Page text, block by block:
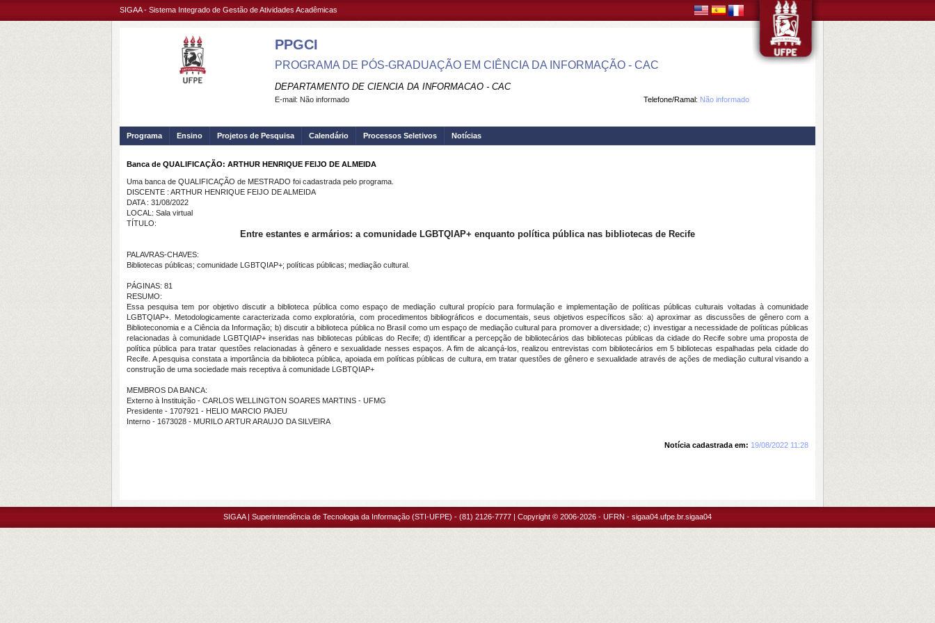
SIGAA - Sistema Integrado de Gestão de Atividades Acadêmicas
PPGCI
PROGRAMA DE PÓS-GRADUAÇÃO EM CIÊNCIA DA INFORMAÇÃO - CAC
DEPARTAMENTO DE CIENCIA DA INFORMACAO - CAC
Telefone/Ramal: Não informado
E-mail: Não informado
Programa Ensino Projetos de Pesquisa Calendário Processos Seletivos Notícias
Banca de QUALIFICAÇÃO: ARTHUR HENRIQUE FEIJO DE ALMEIDA
Uma banca de QUALIFICAÇÃO de MESTRADO foi cadastrada pelo programa.
DISCENTE : ARTHUR HENRIQUE FEIJO DE ALMEIDA
DATA : 31/08/2022
LOCAL: Sala virtual
TÍTULO:
Entre estantes e armários: a comunidade LGBTQIAP+ enquanto política pública nas bibliotecas de Recife
PALAVRAS-CHAVES:
Bibliotecas públicas; comunidade LGBTQIAP+; políticas públicas; mediação cultural.
PÁGINAS: 81
RESUMO:
Essa pesquisa tem por objetivo discutir a biblioteca pública como espaço de mediação cultural propício para formulação e implementação de políticas públicas culturais voltadas à comunidade
LGBTQIAP+. Metodologicamente caracterizada como exploratória, com procedimentos bibliográficos e documentais, seus objetivos específicos são: a) aproximar as discussões de gênero com a
Biblioteconomia e a Ciência da Informação; b) discutir a biblioteca pública no Brasil como um espaço de mediação cultural para promover a diversidade; c) investigar a necessidade de políticas públicas
relacionadas à comunidade LGBTQIAP+ inseridas nas bibliotecas públicas do Recife; d) identificar a percepção de bibliotecários das bibliotecas públicas da cidade do Recife sobre uma proposta de
política pública para tratar questões relacionadas à gênero e sexualidade nesses espaços. A fim de alcançá-los, realizou entrevistas com bibliotecários em 5 bibliotecas espalhadas pela cidade do
Recife. A pesquisa constata a importância da biblioteca pública, apoiada em políticas públicas de cultura, em tratar questões de gênero e sexualidade através de ações de mediação cultural visando a
construção de uma sociedade mais receptiva à comunidade LGBTQIAP+
MEMBROS DA BANCA:
Externo à Instituição - CARLOS WELLINGTON SOARES MARTINS - UFMG
Presidente - 1707921 - HELIO MARCIO PAJEU
Interno - 1673028 - MURILO ARTUR ARAUJO DA SILVEIRA
Notícia cadastrada em: 19/08/2022 11:28
SIGAA | Superintendência de Tecnologia da Informação (STI-UFPE) - (81) 2126-7777 | Copyright © 2006-2026 - UFRN - sigaa04.ufpe.br.sigaa04